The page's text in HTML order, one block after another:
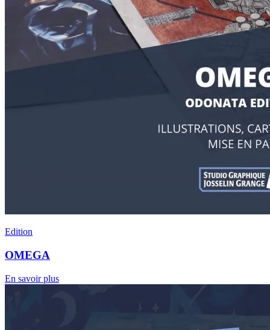
Edition
OMEGA
En savoir plus